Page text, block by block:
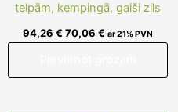
telpām, kempingā, gaiši zils
94,26€70,06 € ar 21% PVN